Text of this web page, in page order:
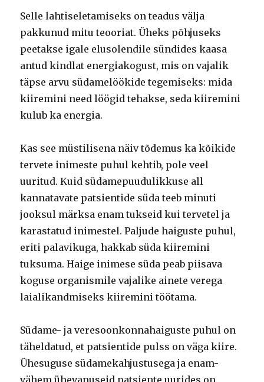
Selle lahtiseletamiseks on teadus välja
pakkunud mitu teooriat. Üheks põhjuseks
peetakse igale elusolendile sündides kaasa
antud kindlat energiakogust, mis on vajalik
täpse arvu südamelöökide tegemiseks: mida
kiiremini need löögid tehakse, seda kiiremini
kulub ka energia.
Kas see müstilisena näiv tõdemus ka kõikide
tervete inimeste puhul kehtib, pole veel
uuritud. Kuid südamepuudulikkuse all
kannatavate patsientide süda teeb minuti
jooksul märksa enam tukseid kui tervetel ja
karastatud inimestel. Paljude haiguste puhul,
eriti palavikuga, hakkab süda kiiremini
tuksuma. Haige inimese süda peab piisava
koguse organismile vajalike ainete verega
laialikandmiseks kiiremini töötama.
Südame- ja veresoonkonnahaiguste puhul on
täheldatud, et patsientide pulss on väga kiire.
Ühesuguse südamekahjustusega ja enam-